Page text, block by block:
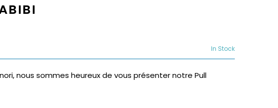
In Stock
nous sommes heureux de vous présenter notre Pull